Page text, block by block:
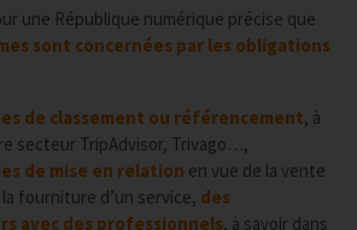
une République numérique précise que
sont concernées par les obligations
de classement ou référencement, à
secteur TripAdvisor, Trivago…,
de mise en relation en vue de la vente
la fourniture d’un service, des
avec des professionnels, à savoir dans